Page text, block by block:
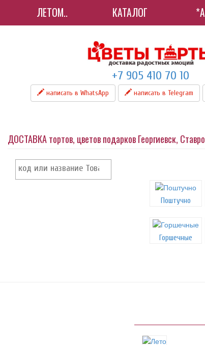
ЛЕТОМ.. КАТАЛОГ
+7 905 410 70 10
написать в WhatsApp написать в Telegram
ДОСТАВКА тортов, цветов подарков Георгиевск,
Поштучно
Горшечные